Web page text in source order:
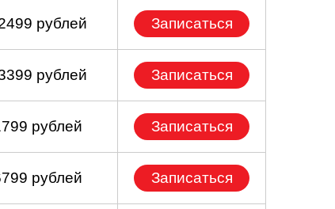
рублей Записаться
рублей Записаться
рублей Записаться
рублей Записаться